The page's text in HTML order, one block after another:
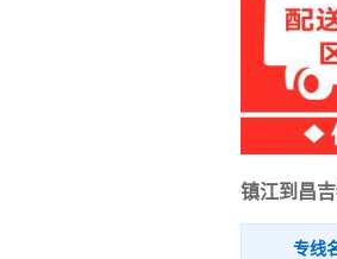
镇江到昌
专线